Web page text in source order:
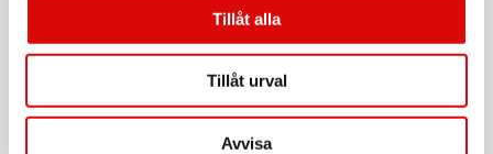
Tillåt alla
Tillåt urval
Avvisa
CAVALET
Nackkudde Komfort
Art nr: